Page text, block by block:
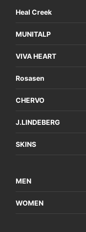
Heal Creek
MUNITALP
VIVA HEART
Rosasen
CHERVO
J.LINDEBERG
SKINS
MEN
WOMEN